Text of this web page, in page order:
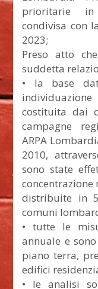
prioritarie in
condivisa con
2023;
Preso atto
suddetta
• la base
costituita dai
campagne
ARPA
2010,
sono state
distribuite in
comuni
• tutte le
annuale e
piano terra,
edifici
• le analisi